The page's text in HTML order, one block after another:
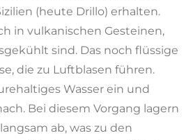
(heute Drillo) erhalten.
in vulkanischen Gesteinen,
sind. Das noch flüssige
die zu Luftblasen führen.
Wasser ein und
Bei diesem Vorgang lagern
ab, was zu den